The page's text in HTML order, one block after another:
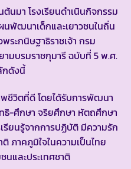
า โรงเรียนดำเนินกิจกรรม
พัฒนาเด็กและเยาวชนในถิ่น
ระกนิษฐาธิราชเจ้า กรม
มบรมราชกุมารี ฉบับที่ 5 พ.ศ.
กดังนี้
ชีวิตที่ดี โดยได้รับการพัฒนา
-ศึกษา จริยศึกษา หัตถศึกษา
รียนรู้จากการปฏิบัติ มีความรัก
ภาคภูมิใจในความเป็นไทย
และประเทศชาติ